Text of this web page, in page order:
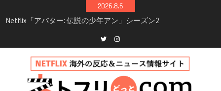
to
2026.8.6
シーズン3最新情報
Netflix映画「ボイスメールで恋をして」キャス
イッチ主演ロマコメ
新決定！2027年撮影開始へ
兄弟大騒動のコメディ映画「リトル・ブラザ
ー」がNetflixで配信！─キャスト・あらすじ・
Twitterinstagram